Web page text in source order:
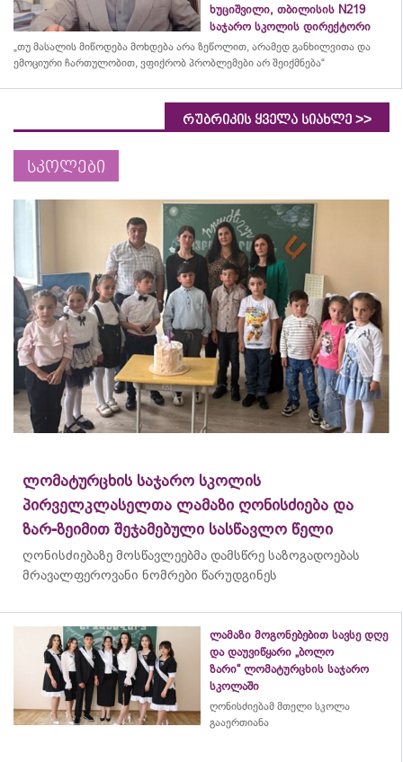
ხუციშვილი, თბილისის N219
საჯარო სკოლის დირექტორი
„თუ მასალის მიწოდება მოხდება არა ზეწოლით, არამედ განხილვითა და
ემოციური ჩართულობით, ვფიქრობ პრობლემები არ შეიქმნება“
რუბრიკის ყველა სიახლე >>
სკოლები
ლომატურცხის საჯარო სკოლის
პირველკლასელთა ლამაზი ღონისძიება და
ზარ-ზეიმით შეჯამებული სასწავლო წელი
ღონისძიებაზე მოსწავლეებმა დამსწრე საზოგადოებას
მრავალფეროვანი ნომრები წარუდგინეს
ლამაზი მოგონებებით სავსე დღე
და დაუვიწყარი „ბოლო
ზარი“ ლომატურცხის საჯარო
სკოლაში
ღონისძიებამ მთელი სკოლა
გააერთიანა